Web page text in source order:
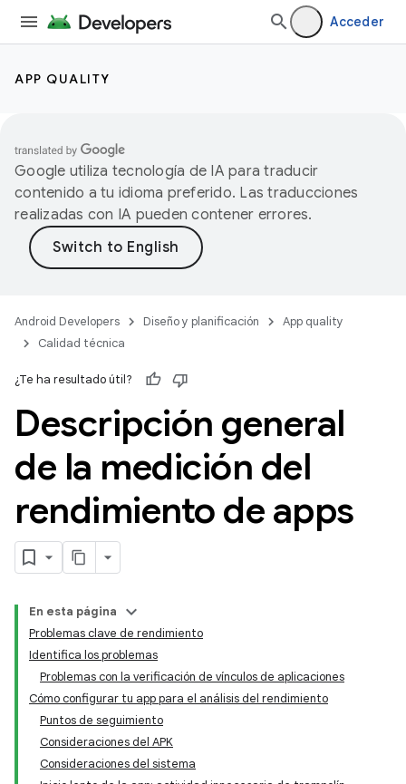
Acceder
APP QUALITY
Google utiliza tecnología de IA para traducir
contenido a tu idioma preferido. Las traducciones
realizadas con IA pueden contener errores.
Android Developers Diseño y planificación
App quality
Calidad técnica
¿Te ha resultado útil?
Descripción general
de la medición del
rendimiento de apps
En esta página
Problemas clave de rendimiento
Identifica los problemas
Problemas con la verificación de vínculos de aplicaciones
Cómo configurar tu app para el análisis del rendimiento
Puntos de seguimiento
Consideraciones del APK
Consideraciones del sistema